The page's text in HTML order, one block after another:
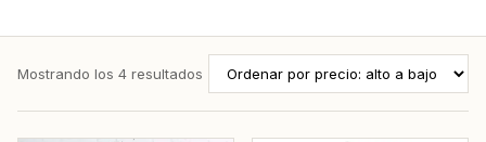
Mostrando los 4 resultados